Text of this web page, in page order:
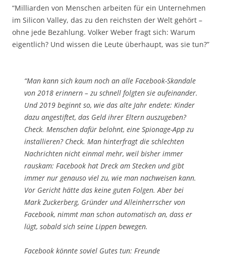
“Milliarden von Menschen arbeiten für ein Unternehmen
im Silicon Valley, das zu den reichsten der Welt gehört –
ohne jede Bezahlung. Volker Weber fragt sich: Warum
eigentlich? Und wissen die Leute überhaupt, was sie tun?”
“Man kann sich kaum noch an alle Facebook-Skandale
von 2018 erinnern – zu schnell folgten sie aufeinander.
Und 2019 beginnt so, wie das alte Jahr endete: Kinder
dazu angestiftet, das Geld ihrer Eltern auszugeben?
Check. Menschen dafür belohnt, eine Spionage-App zu
installieren? Check. Man hinterfragt die schlechten
Nachrichten nicht einmal mehr, weil bisher immer
rauskam: Facebook hat Dreck am Stecken und gibt
immer nur genauso viel zu, wie man nachweisen kann.
Vor Gericht hätte das keine guten Folgen. Aber bei
Mark Zuckerberg, Gründer und Alleinherrscher von
Facebook, nimmt man schon automatisch an, dass er
lügt, sobald sich seine Lippen bewegen.
Facebook könnte soviel Gutes tun: Freunde